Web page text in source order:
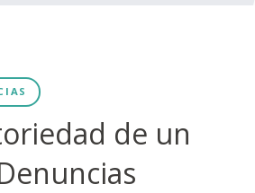
de un